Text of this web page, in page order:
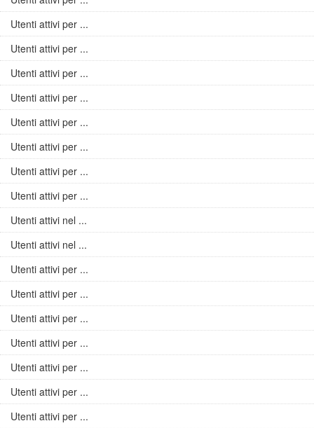
Utenti attivi per ...
Utenti attivi per ...
Utenti attivi per ...
Utenti attivi per ...
Utenti attivi per ...
Utenti attivi per ...
Utenti attivi per ...
Utenti attivi per ...
Utenti attivi nel ...
Utenti attivi nel ...
Utenti attivi per ...
Utenti attivi per ...
Utenti attivi per ...
Utenti attivi per ...
Utenti attivi per ...
Utenti attivi per ...
Utenti attivi per ...